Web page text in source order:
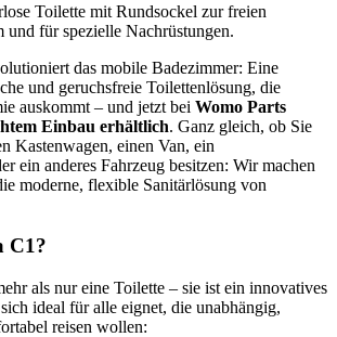
Toilette mit Rundsockel zur freien
und für spezielle Nachrüstungen.
das mobile Badezimmer: Eine
und geruchsfreie Toilettenlösung, die
auskommt – und jetzt bei Womo Parts
Einbau erhältlich. Ganz gleich, ob Sie
Kastenwagen, einen Van, ein
ein anderes Fahrzeug besitzen: Wir machen
moderne, flexible Sanitärlösung von
C1?
als nur eine Toilette – sie ist ein innovatives
ideal für alle eignet, die unabhängig,
reisen wollen: